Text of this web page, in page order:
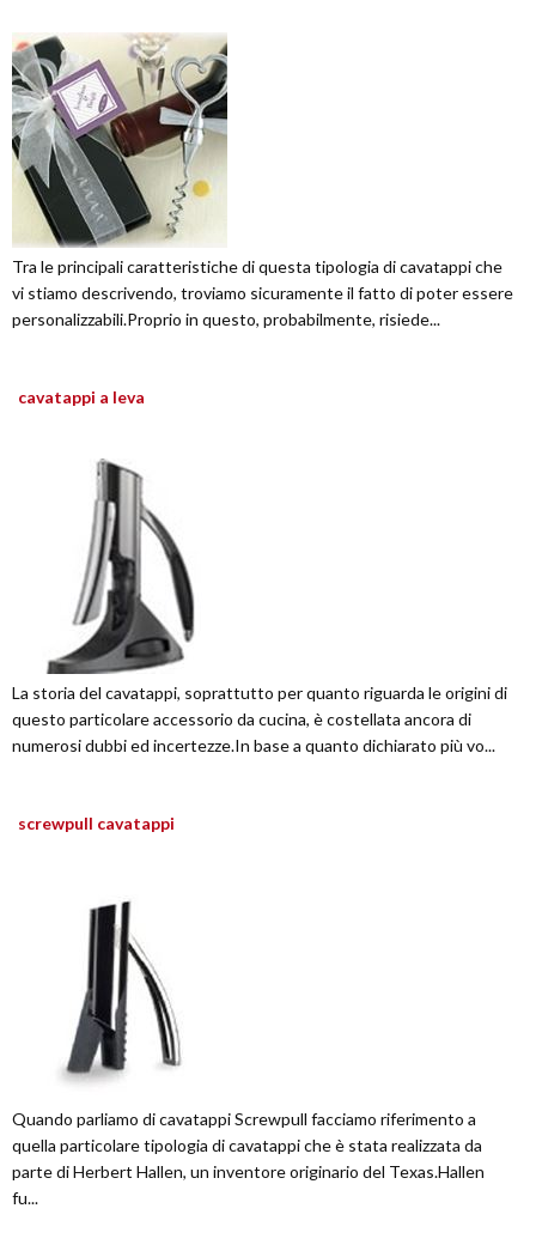
Tra le principali caratteristiche di questa tipologia di cavatappi che
vi stiamo descrivendo, troviamo sicuramente il fatto di poter essere
personalizzabili.Proprio in questo, probabilmente, risiede...
cavatappi a leva
La storia del cavatappi, soprattutto per quanto riguarda le origini di
questo particolare accessorio da cucina, è costellata ancora di
numerosi dubbi ed incertezze.In base a quanto dichiarato più vo...
screwpull cavatappi
Quando parliamo di cavatappi Screwpull facciamo riferimento a
quella particolare tipologia di cavatappi che è stata realizzata da
parte di Herbert Hallen, un inventore originario del Texas.Hallen
fu...